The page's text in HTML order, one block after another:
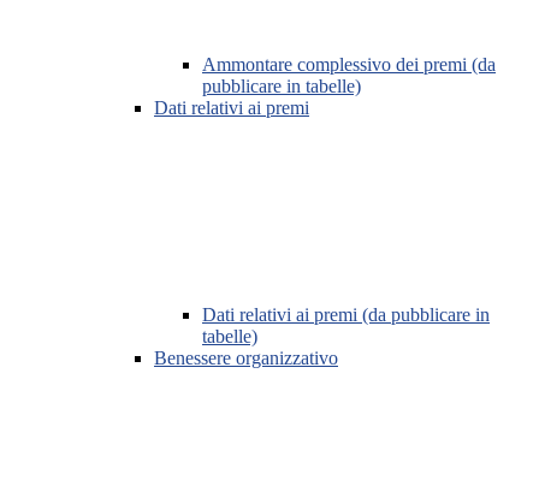
Ammontare complessivo dei premi (da
pubblicare in tabelle)
Dati relativi ai premi
Dati relativi ai premi (da pubblicare in
tabelle)
Benessere organizzativo